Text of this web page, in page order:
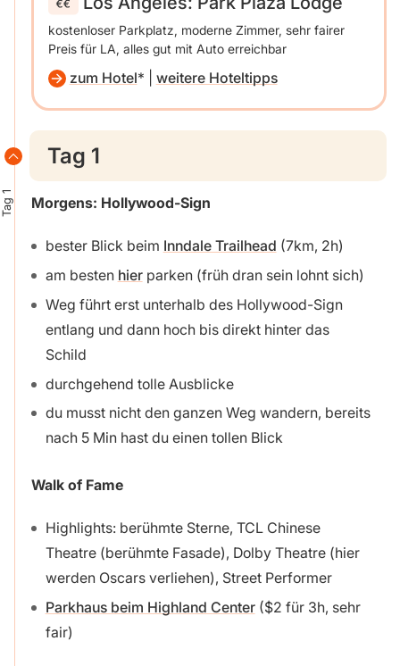
kostenloser Parkplatz, moderne Zimmer, sehr fairer
Preis für LA, alles gut mit Auto erreichbar
zum Hotel weitere Hoteltipps
Tag 1
Tag 1
Morgens: Hollywood-Sign
bester Blick beim Inndale Trailhead (7km, 2h)
am besten hierparken (früh dran sein lohnt sich)
Weg führt erst unterhalb des Hollywood-Sign
entlang und dann hoch bis direkt hinter das
Schild
durchgehend tolle Ausblicke
du musst nicht den ganzen Weg wandern, bereits
nach 5 Min hast du einen tollen Blick
Walk of Fame
Highlights: berühmte Sterne, TCL Chinese
Theatre (berühmte Fasade), Dolby Theatre (hier
werden Oscars verliehen), Street Performer
Parkhaus beim Highland Center($2 für 3h, sehr
fair)